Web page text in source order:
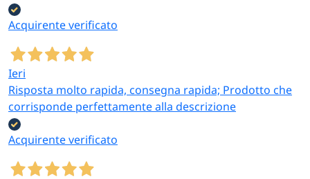
Acquirente verificato
Ieri
Risposta molto rapida, consegna rapida; Prodotto che
corrisponde perfettamente alla descrizione
Acquirente verificato